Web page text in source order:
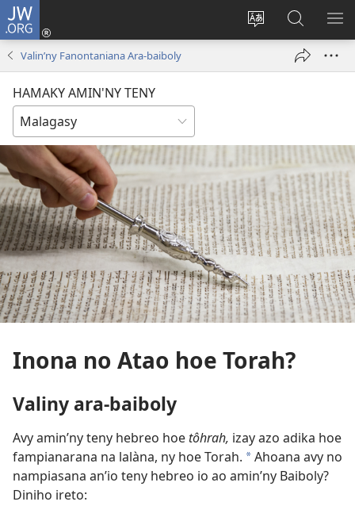
JW.ORG
Hiova
Hiditra
(manokatra
ato
Amin’ny
Valin’ny Fanontaniana Ara-baiboly
HAMAKY AMIN'NY TENY
Inona no Atao hoe Torah?
Valiny ara-baiboly
Avy amin’ny teny hebreo hoe tôhrah, izay azo adika hoe
fampianarana na lalàna, ny hoe Torah. aAhoana avy no
nampiasana an’io teny hebreo io ao amin’ny Baiboly?
Diniho ireto: